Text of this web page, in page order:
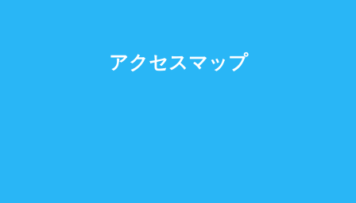
アクセスマップ